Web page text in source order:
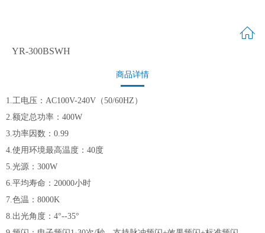
YR-300BSWH
商品详情
1.工电压：AC100V-240V（50/60HZ）
2.额定总功率：400W
3.功率因数：0.99
4.使用环境最高温度：40度
5.光源：300W
6.平均寿命：20000小时
7.色温：8000K
8.出光角度：4°--35°